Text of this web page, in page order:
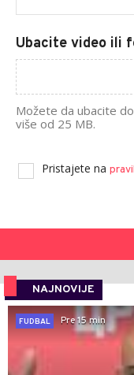
Ubacite video ili
Možete da ubacite
više od 25 MB.
Pristajete na
NAJNOVIJE
FUDBAL
Pre 15 min